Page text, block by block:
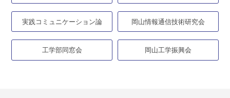
実践コミュニケーション論 岡山情報通信技術研究会
工学部同窓会 岡山工学振興会